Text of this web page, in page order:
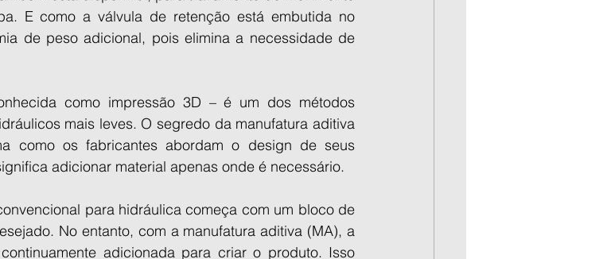
E como a válvula de retenção está embutida no
de peso adicional, pois elimina a necessidade de
como impressão 3D – é um dos métodos
mais leves. O segredo da manufatura aditiva
como os fabricantes abordam o design de seus
adicionar material apenas onde é necessário.
para hidráulica começa com um bloco de
No entanto, com a manufatura aditiva (MA), a
adicionada para criar o produto. Isso